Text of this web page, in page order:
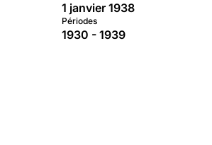
1 janvier 1938
Périodes
1930 - 1939